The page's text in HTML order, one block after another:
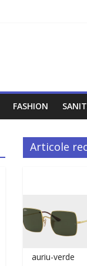
FASHION
Articole
auriu-verde